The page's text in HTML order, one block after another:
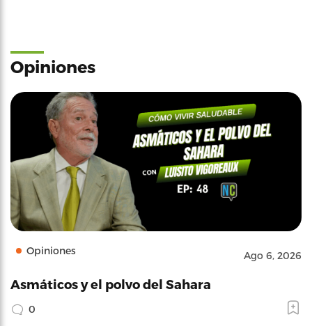
Opiniones
Opiniones Ago 6, 2026
Asmáticos y el polvo del Sahara
0